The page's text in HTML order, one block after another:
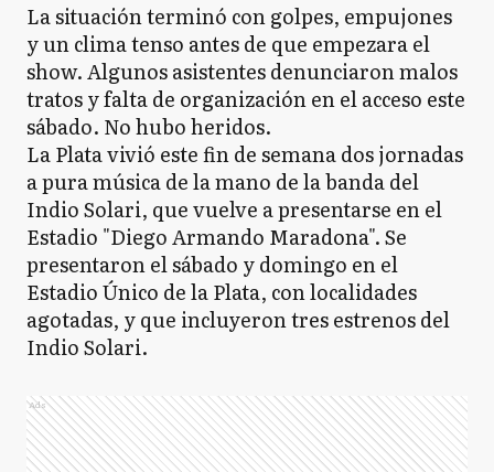
​La situación terminó con golpes, empujones
y un clima tenso antes de que empezara el
show. ​Algunos asistentes denunciaron malos
tratos y falta de organización en el acceso este
sábado. No hubo heridos.
La Plata vivió este fin de semana dos jornadas
a pura música de la mano de la banda del
Indio Solari, que vuelve a presentarse en el
Estadio "Diego Armando Maradona". Se
presentaron el sábado y domingo en el
Estadio Único de la Plata, con localidades
agotadas, y que incluyeron tres estrenos del
Indio Solari.
Ads